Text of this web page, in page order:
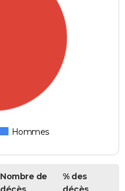
Hommes
Nombre de
% des